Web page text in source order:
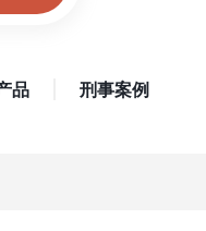
品 刑事案例